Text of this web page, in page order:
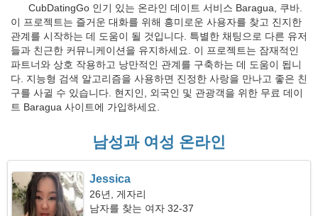
CubDatingGo 인기 있는 온라인 데이트 서비스 Baragua, 쿠바.
이 프로젝트는 즐거운 대화를 위해 흥미로운 사용자를 찾고 진지한
관계를 시작하는 데 도움이 될 것입니다. 특별한 채팅으로 다른 유저
들과 친근한 커뮤니케이션을 유지하세요. 이 프로젝트는 잠재적인
파트너와 상호 작용하고 낭만적인 관계를 구축하는 데 도움이 됩니
다. 지능형 검색 알고리즘을 사용하면 진정한 사랑을 만나고 좋은 친
구를 사귈 수 있습니다. 현지인, 외국인 및 관광객을 위한 무료 데이
트 Baragua 사이트에 가입하세요.
남성과 여성 온라인
Jessica
26년, 게자리
남자를 찾는 여자 32-37